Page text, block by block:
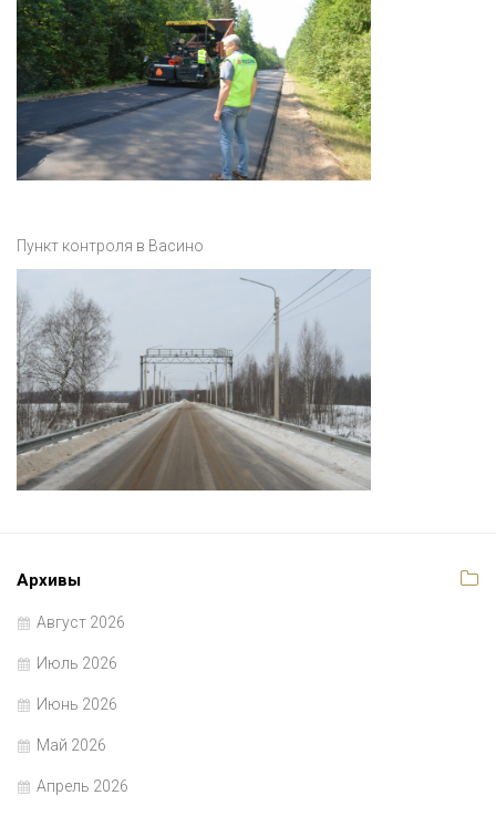
Пункт контроля в Васино
Архивы
Август 2026
Июль 2026
Июнь 2026
Май 2026
Апрель 2026